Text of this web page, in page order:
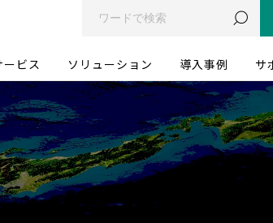
ビス ソリューション 導入事例 サ